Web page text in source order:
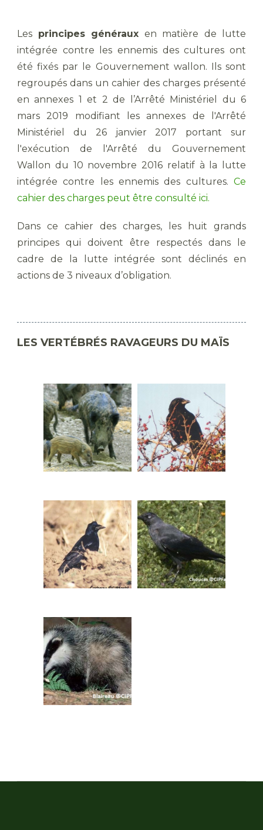
Les principes généraux en matière de lutte
intégrée contre les ennemis des cultures ont
été fixés par le Gouvernement wallon. Ils sont
regroupés dans un cahier des charges présenté
en annexes 1 et 2 de l’Arrêté Ministériel du 6
mars 2019 modifiant les annexes de l'Arrêté
Ministériel du 26 janvier 2017 portant sur
l'exécution de l'Arrêté du Gouvernement
Wallon du 10 novembre 2016 relatif à la lutte
intégrée contre les ennemis des cultures. Ce
cahier des charges peut être consulté ici.
Dans ce cahier des charges, les huit grands
principes qui doivent être respectés dans le
cadre de la lutte intégrée sont déclinés en
actions de 3 niveaux d’obligation.
LES VERTÉBRÉS RAVAGEURS DU MAÏS